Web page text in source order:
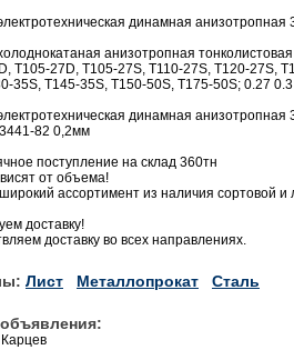
динамная
анизотропная
T105-27D, T105-27S, T110-27S, T120-27S,
35S, T145-35S, T150-50S, T175-50S; 0.27
динамная
82 0,2мм
поступление на склад 360тн
от объема!
ассортимент из наличия сортовой и
доставку!
доставку во всех направлениях.
Лист Металлопрокат Сталь